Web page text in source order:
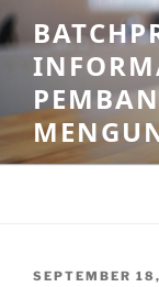
Skip
to
content
POSTED
SEPTEMBER